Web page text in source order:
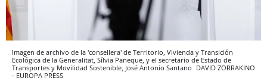
Imagen de archivo de la 'consellera' de Territorio, Vivienda y Transición
Ecológica de la Generalitat, Sílvia Paneque, y el secretario de Estado de
Transportes y Movilidad Sostenible, José Antonio Santano DAVID ZORRAKINO
- EUROPA PRESS